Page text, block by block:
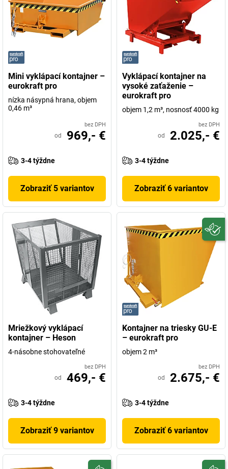
Mini vyklápací kontajner –
eurokraft pro
nízka násypná hrana, objem
0,46 m³
bez DPH
od 969,- €
3-4 týždne
Zobraziť 5 variantov
Vyklápací kontajner na
vysoké zaťaženie –
eurokraft pro
objem 1,2 m³, nosnosť 4000 kg
bez DPH
od 2.025,- €
3-4 týždne
Zobraziť 6 variantov
Mriežkový vyklápací
kontajner – Heson
4-násobne stohovateľné
bez DPH
od 469,- €
3-4 týždne
Zobraziť 9 variantov
Kontajner na triesky GU-E
– eurokraft pro
objem 2 m³
bez DPH
od 2.675,- €
3-4 týždne
Zobraziť 6 variantov